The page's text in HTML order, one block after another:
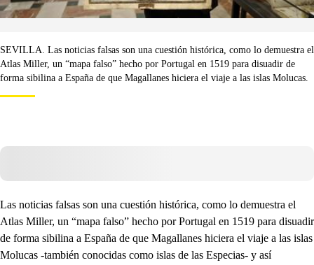
SEVILLA. Las noticias falsas son una cuestión histórica, como lo demuestra el
Atlas Miller, un “mapa falso” hecho por Portugal en 1519 para disuadir de
forma sibilina a España de que Magallanes hiciera el viaje a las islas Molucas.
Las noticias falsas son una cuestión histórica, como lo demuestra el
Atlas Miller, un “mapa falso” hecho por Portugal en 1519 para disuadir
de forma sibilina a España de que Magallanes hiciera el viaje a las islas
Molucas -también conocidas como islas de las Especias- y así